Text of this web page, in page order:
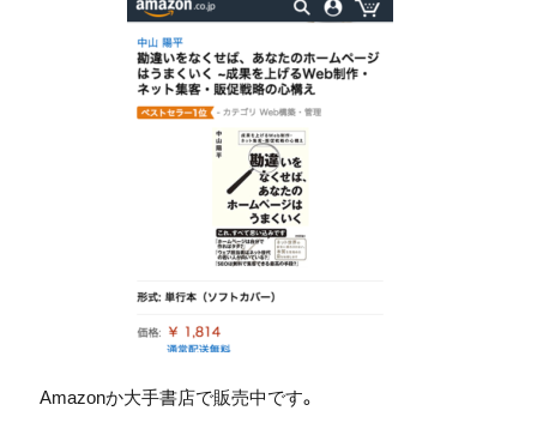
Amazonか大手書店で販売中です。